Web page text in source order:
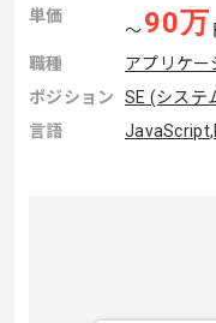
単価
〜90万
職種
アプリケー
ポジション
SE (システ
言語
JavaScript,